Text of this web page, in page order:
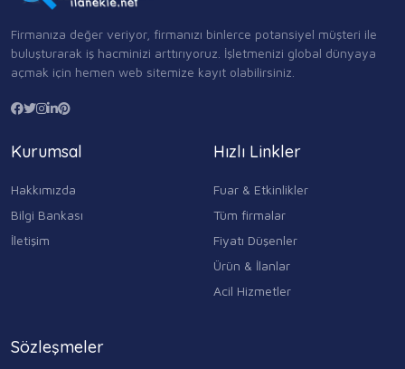
Firmanıza değer veriyor, firmanızı binlerce potansiyel müşteri ile
buluşturarak iş hacminizi arttırıyoruz. İşletmenizi global dünyaya
açmak için hemen web sitemize kayıt olabilirsiniz.
Kurumsal
Hakkımızda
Bilgi Bankası
İletişim
Hızlı Linkler
Fuar & Etkinlikler
Tüm firmalar
Fiyatı Düşenler
Ürün & İlanlar
Acil Hizmetler
Sözleşmeler